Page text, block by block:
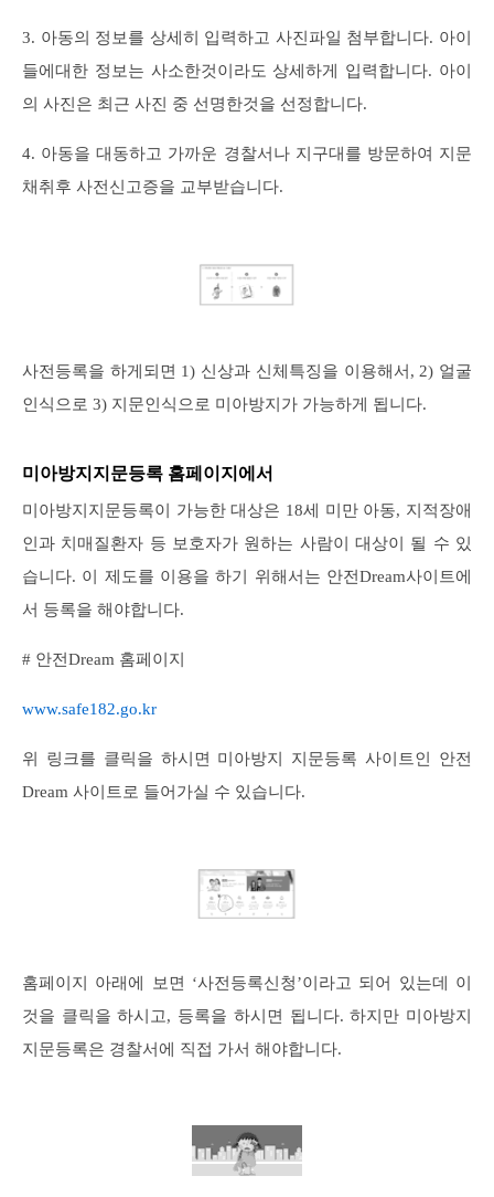
3. 아동의 정보를 상세히 입력하고 사진파일 첨부합니다. 아이
들에대한 정보는 사소한것이라도 상세하게 입력합니다. 아이
의 사진은 최근 사진 중 선명한것을 선정합니다.
4. 아동을 대동하고 가까운 경찰서나 지구대를 방문하여 지문
채취후 사전신고증을 교부받습니다.
사전등록을 하게되면 1) 신상과 신체특징을 이용해서, 2) 얼굴
인식으로 3) 지문인식으로 미아방지가 가능하게 됩니다.
미아방지지문등록 홈페이지에서
미아방지지문등록이 가능한 대상은 18세 미만 아동, 지적장애
인과 치매질환자 등 보호자가 원하는 사람이 대상이 될 수 있
습니다. 이 제도를 이용을 하기 위해서는 안전Dream사이트에
서 등록을 해야합니다.
# 안전Dream 홈페이지
www.safe182.go.kr
위 링크를 클릭을 하시면 미아방지 지문등록 사이트인 안전
Dream 사이트로 들어가실 수 있습니다.
홈페이지 아래에 보면 ‘사전등록신청’이라고 되어 있는데 이
것을 클릭을 하시고, 등록을 하시면 됩니다. 하지만 미아방지
지문등록은 경찰서에 직접 가서 해야합니다.